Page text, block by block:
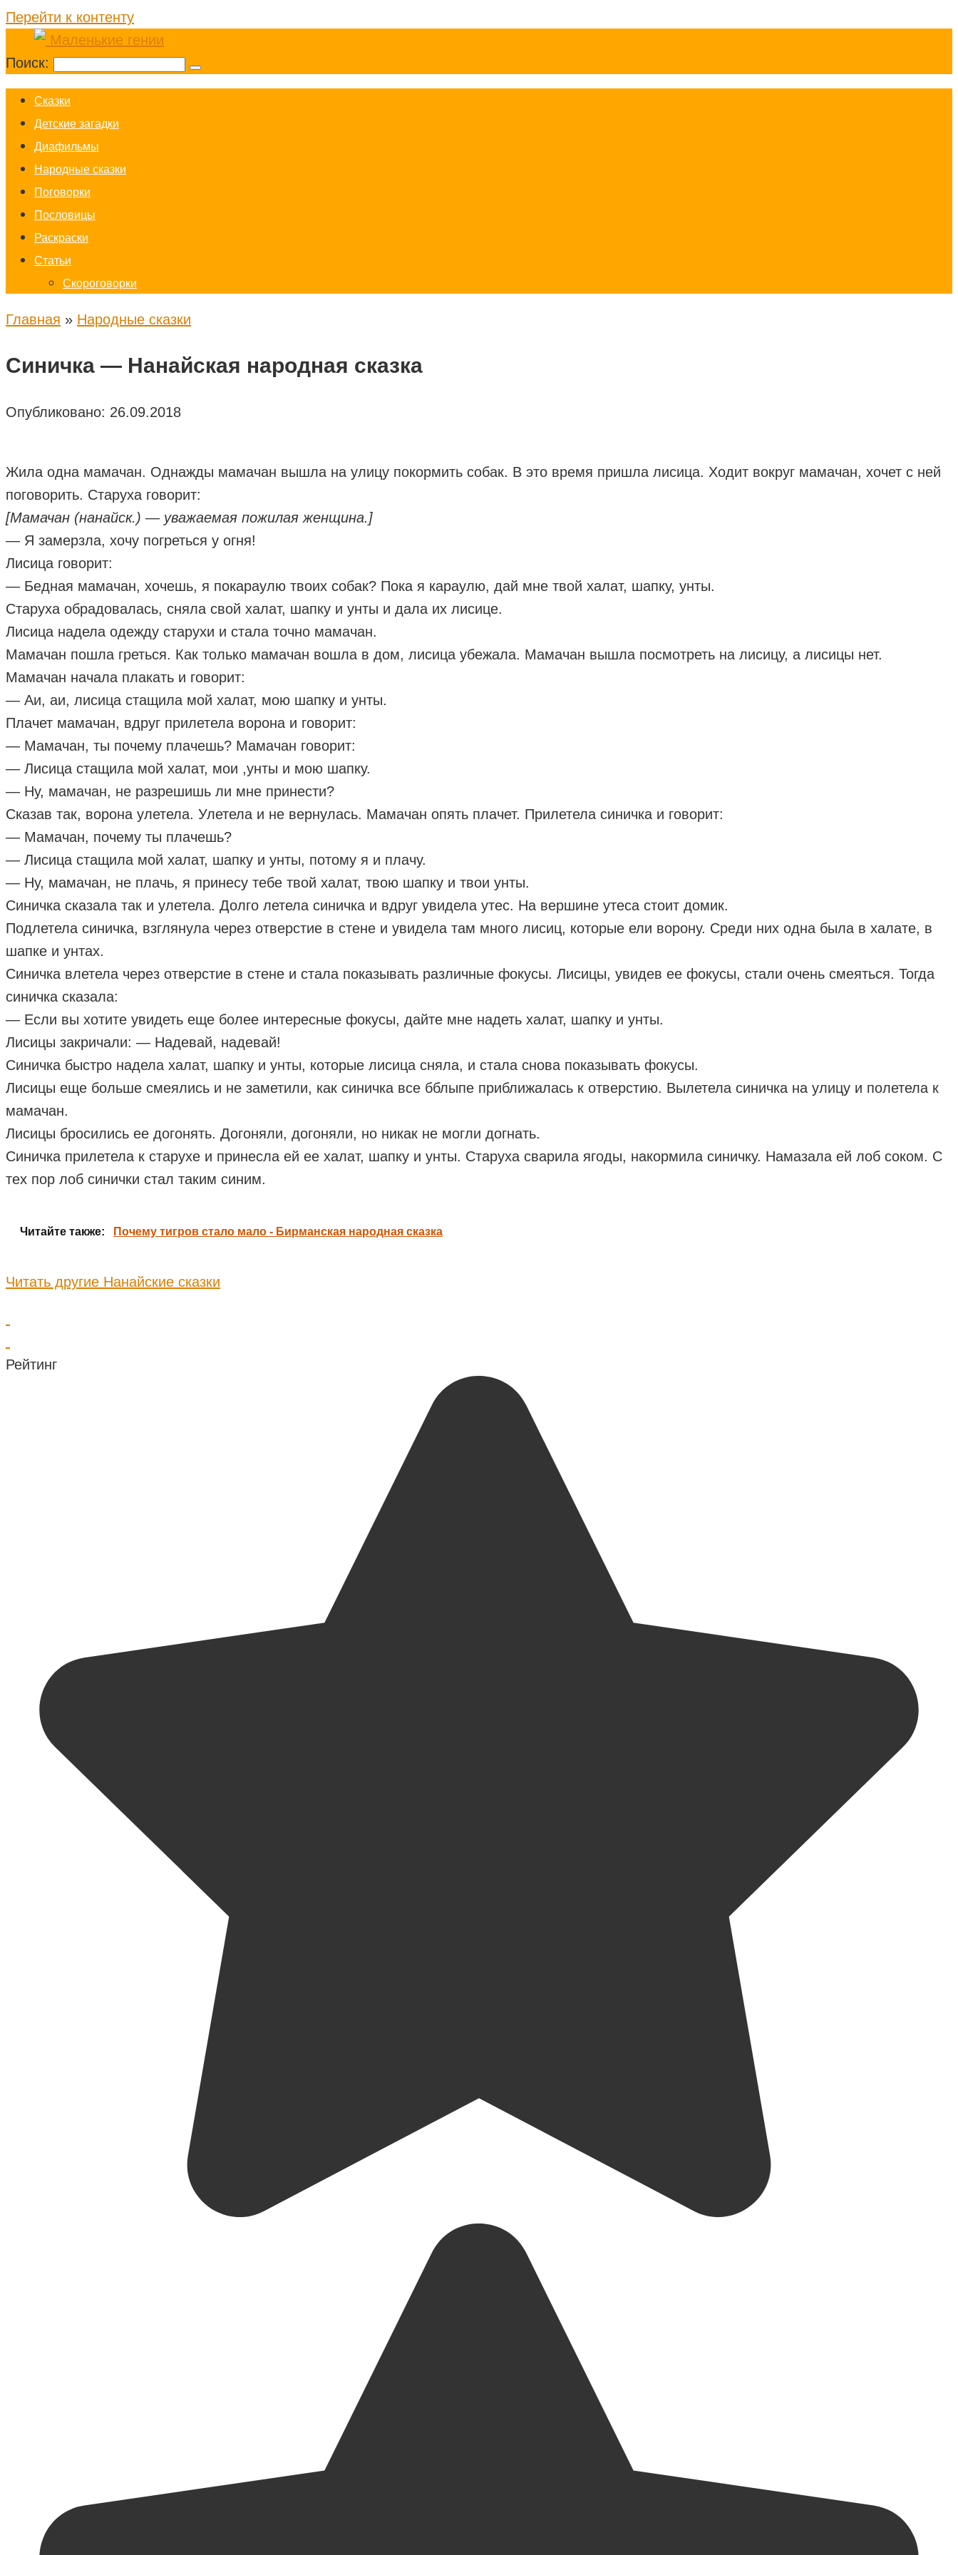
Перейти к контенту
Поиск:
Cказки
Детские загадки
Диафильмы
Народные сказки
Поговорки
Пословицы
Раскраски
Статьи
Скороговорки
Главная » Народные сказки
Синичка — Нанайская народная сказка
Опубликовано: 26.09.2018
Жила одна мамачан. Однажды мамачан вышла на улицу покормить собак. В это время пришла лисица. Ходит вокруг мамачан, хочет с ней
поговорить. Старуха говорит:
[Мамачан (нанайск.) — уважаемая пожилая женщина.]
— Я замерзла, хочу погреться у огня!
Лисица говорит:
— Бедная мамачан, хочешь, я покараулю твоих собак? Пока я караулю, дай мне твой халат, шапку, унты.
Старуха обрадовалась, сняла свой халат, шапку и унты и дала их лисице.
Лисица надела одежду старухи и стала точно мамачан.
Мамачан пошла греться. Как только мамачан вошла в дом, лисица убежала. Мамачан вышла посмотреть на лисицу, а лисицы нет.
Мамачан начала плакать и говорит:
— Аи, аи, лисица стащила мой халат, мою шапку и унты.
Плачет мамачан, вдруг прилетела ворона и говорит:
— Мамачан, ты почему плачешь? Мамачан говорит:
— Лисица стащила мой халат, мои ,унты и мою шапку.
— Ну, мамачан, не разрешишь ли мне принести?
Сказав так, ворона улетела. Улетела и не вернулась. Мамачан опять плачет. Прилетела синичка и говорит:
— Мамачан, почему ты плачешь?
— Лисица стащила мой халат, шапку и унты, потому я и плачу.
— Ну, мамачан, не плачь, я принесу тебе твой халат, твою шапку и твои унты.
Синичка сказала так и улетела. Долго летела синичка и вдруг увидела утес. На вершине утеса стоит домик.
Подлетела синичка, взглянула через отверстие в стене и увидела там много лисиц, которые ели ворону. Среди них одна была в халате, в
шапке и унтах.
Синичка влетела через отверстие в стене и стала показывать различные фокусы. Лисицы, увидев ее фокусы, стали очень смеяться. Тогда
синичка сказала:
— Если вы хотите увидеть еще более интересные фокусы, дайте мне надеть халат, шапку и унты.
Лисицы закричали: — Надевай, надевай!
Синичка быстро надела халат, шапку и унты, которые лисица сняла, и стала снова показывать фокусы.
Лисицы еще больше смеялись и не заметили, как синичка все бблыпе приближалась к отверстию. Вылетела синичка на улицу и полетела к
мамачан.
Лисицы бросились ее догонять. Догоняли, догоняли, но никак не могли догнать.
Синичка прилетела к старухе и принесла ей ее халат, шапку и унты. Старуха сварила ягоды, накормила синичку. Намазала ей лоб соком. С
тех пор лоб синички стал таким синим.
Читайте также: Почему тигров стало мало - Бирманская народная сказка
Читать другие Нанайские сказки
Рейтинг